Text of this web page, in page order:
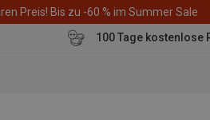
Preis! Bis zu -60 % im Summer Sale
100 Tage kostenlose